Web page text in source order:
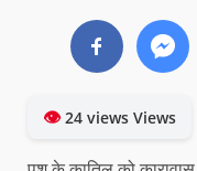
👁24 views Views